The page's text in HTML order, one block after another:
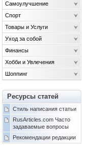
Самоулучшение
Спорт
Товары и Услуги
Уход за собой
Финансы
Хобби и Увлечения
Шоппинг
Ресурсы статей
Стиль написания статьи
RusArticles.com Часто
задаваемые вопросы
Рекомендации редакции